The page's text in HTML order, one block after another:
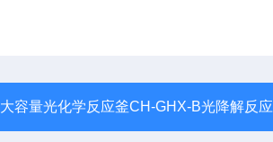
大容量光化学反应釜CH-GHX-B光降解反